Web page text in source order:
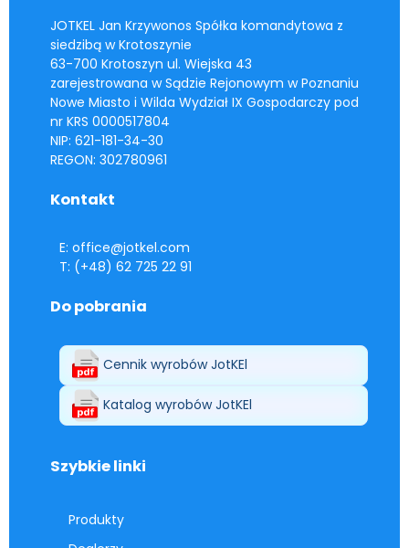
JOTKEL Jan Krzywonos Spółka komandytowa z
siedzibą w Krotoszynie
63-700 Krotoszyn ul. Wiejska 43
zarejestrowana w Sądzie Rejonowym w Poznaniu
Nowe Miasto i Wilda Wydział IX Gospodarczy pod
nr KRS 0000517804
NIP: 621-181-34-30
REGON: 302780961
Kontakt
E: office@jotkel.com
T: (+48) 62 725 22 91
Do pobrania
Cennik wyrobów JotKEl
Katalog wyrobów JotKEl
Szybkie linki
Produkty